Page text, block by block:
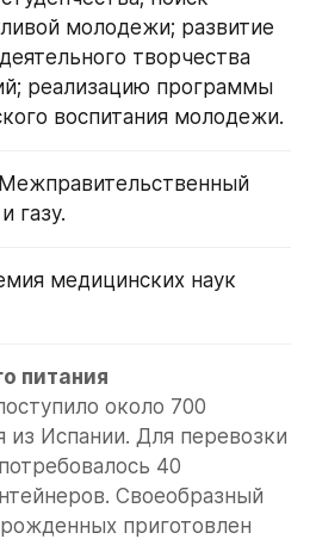
молодежи; развитие
творчества
реализацию программы
воспитания молодежи.
газу.
медицинских наук
питания
около 700
из Испании. Для перевозки
40
Своеобразный
приготовлен